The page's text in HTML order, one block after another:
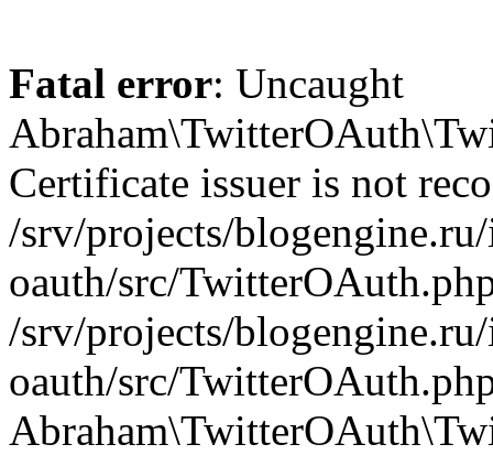
Fatal error: Uncaught
Certificate issuer is not
/srv/projects/
oauth/src/
/srv/projects/
oauth/src/